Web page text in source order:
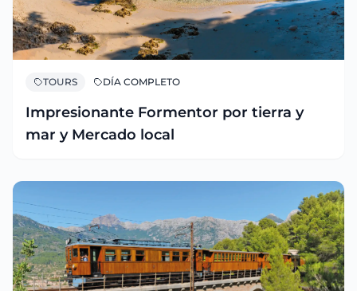
TOURS DÍA COMPLETO
Impresionante Formentor por tierra y
mar y Mercado local